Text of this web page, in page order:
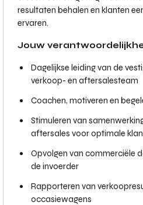
resultaten behalen en klanten
ervaren.
Jouw
Dagelijkse leiding van de
verkoop- en aftersalesteam
Coachen, motiveren en
Stimuleren van
aftersales voor optimale
Opvolgen van commerciële
de invoerder
Rapporteren van
occasiewagens